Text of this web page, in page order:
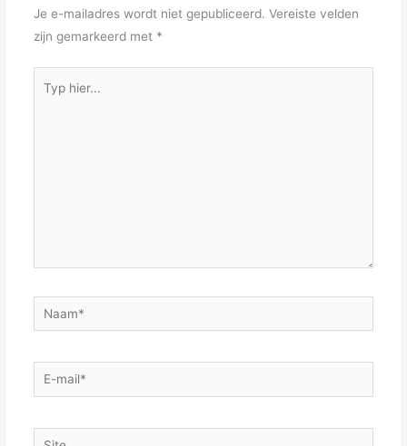
Je e-mailadres wordt niet gepubliceerd. Vereiste velden
zijn gemarkeerd met *
hier...
Naam*
E-
mail*
Site